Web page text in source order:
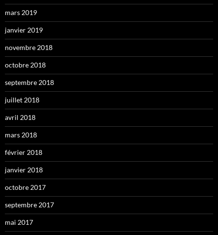
mars 2019
janvier 2019
novembre 2018
octobre 2018
septembre 2018
juillet 2018
avril 2018
mars 2018
février 2018
janvier 2018
octobre 2017
septembre 2017
mai 2017